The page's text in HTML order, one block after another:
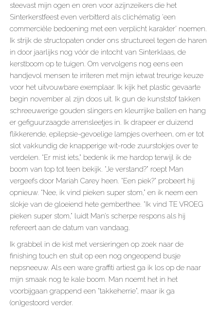
steevast mijn ogen en oren voor azijnzeikers die het
Sinterkerstfeest even verbitterd als clichématig ‘een
commerciële bedoening met een verplicht karakter’ noemen.
Ik strijk de structopaten onder ons structureel tegen de haren
in door jaarlijks nog vóór de intocht van Sinterklaas, de
kerstboom op te tuigen. Om vervolgens nog eens een
handjevol mensen te irriteren met mijn ietwat treurige keuze
voor het uitvouwbare exemplaar. Ik kijk het plastic gevaarte
begin november al zijn doos uit. Ik gun de kunststof takken
schreeuwerige gouden slingers en kleurrijke ballen en hang
er gefiguurzaagde arrensleetjes in. Ik drapeer er duizend
flikkerende, epilepsie-gevoelige lampjes overheen, om er tot
slot vakkundig de knapperige wit-rode zuurstokjes over te
verdelen. “Er mist iets,” bedenk ik me hardop terwijl ik de
boom van top tot teen bekijk. “Je verstand?” roept Man
vergeefs door Mariah Carey heen. “Een piek?” probeert hij
opnieuw. “Nee, ik vind pieken super stom,” en ik neem een
slokje van de gloeiend hete gemberthee. “Ik vind TE VROEG
pieken super stom,” luidt Man’s scherpe respons als hij
refereert aan de datum van vandaag.
Ik grabbel in de kist met versieringen op zoek naar de
finishing touch en stuit op een nog ongeopend busje
nepsneeuw. Als een ware graffiti artiest ga ik los op de naar
mijn smaak nog te kale boom. Man noemt het in het
voorbijgaan grappend een “takkeherrie”, maar ik ga
(on)gestoord verder.